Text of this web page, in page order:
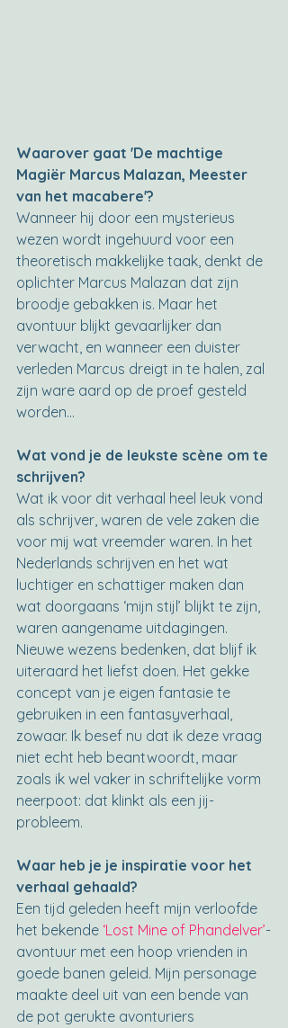
Waarover gaat 'De machtige
Magiër Marcus Malazan, Meester
van het macabere'?
Wanneer hij door een mysterieus
wezen wordt ingehuurd voor een
theoretisch makkelijke taak, denkt de
oplichter Marcus Malazan dat zijn
broodje gebakken is. Maar het
avontuur blijkt gevaarlijker dan
verwacht, en wanneer een duister
verleden Marcus dreigt in te halen, zal
zijn ware aard op de proef gesteld
worden...
Wat vond je de leukste scène om te
schrijven?
Wat ik voor dit verhaal heel leuk vond
als schrijver, waren de vele zaken die
voor mij wat vreemder waren. In het
Nederlands schrijven en het wat
luchtiger en schattiger maken dan
wat doorgaans ‘mijn stijl’ blijkt te zijn,
waren aangename uitdagingen.
Nieuwe wezens bedenken, dat blijf ik
uiteraard het liefst doen. Het gekke
concept van je eigen fantasie te
gebruiken in een fantasyverhaal,
zowaar. Ik besef nu dat ik deze vraag
niet echt heb beantwoordt, maar
zoals ik wel vaker in schriftelijke vorm
neerpoot: dat klinkt als een jij-
probleem.
Waar heb je je inspiratie voor het
verhaal gehaald?
Een tijd geleden heeft mijn verloofde
het bekende ‘Lost Mine of Phandelver’-
avontuur met een hoop vrienden in
goede banen geleid. Mijn personage
maakte deel uit van een bende van
de pot gerukte avonturiers